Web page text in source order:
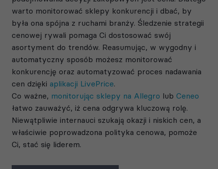
warto monitorować sklepy konkurencji i dbać, by
była ona spójna z ruchami branży. Śledzenie strategii
cenowej rywali pomaga Ci dostosować swój
asortyment do trendów. Reasumując, w wygodny i
automatyczny sposób możesz monitorować
konkurencję oraz automatyzować proces nadawania
cen dzięki aplikacji LivePrice.
Co ważne, monitorując sklepy na Allegro lubCeneo
łatwo zauważyć, iż cena odgrywa kluczową rolę.
Niewątpliwie internauci szukają okazji i niskich cen, a
właściwie poprowadzona polityka cenowa, pomoże
Ci, stać się liderem.